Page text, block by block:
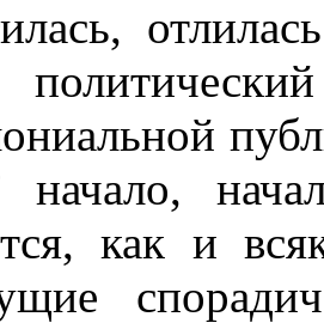
начало,
как и